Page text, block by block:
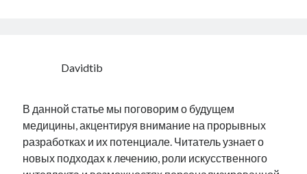
Davidtib
В данной статье мы поговорим о будущем
медицины, акцентируя внимание на прорывных
разработках и их потенциале. Читатель узнает о
новых подходах к лечению, роли искусственного